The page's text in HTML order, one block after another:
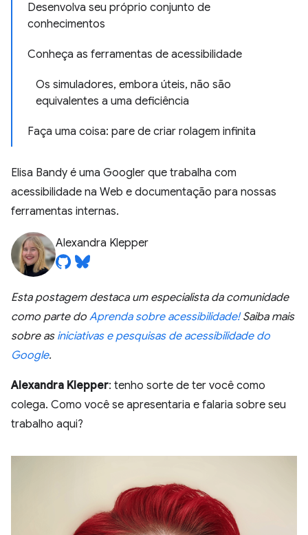
Desenvolva seu próprio conjunto de
conhecimentos
Conheça as ferramentas de acessibilidade
Os simuladores, embora úteis, não são
equivalentes a uma deficiência
Faça uma coisa: pare de criar rolagem infinita
Elisa Bandy é uma Googler que trabalha com
acessibilidade na Web e documentação para nossas
ferramentas internas.
Alexandra Klepper
Esta postagem destaca um especialista da comunidade
como parte do Aprenda sobre acessibilidade!Saiba mais
sobre as iniciativas e pesquisas de acessibilidade do
Google.
Alexandra Klepper: tenho sorte de ter você como
colega. Como você se apresentaria e falaria sobre seu
trabalho aqui?